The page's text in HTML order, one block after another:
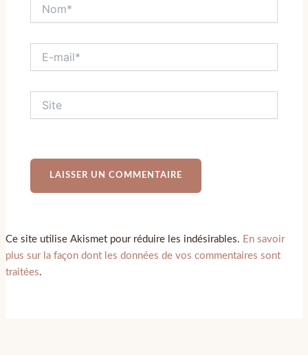
Ce site utilise Akismet pour réduire les indésirables. En savoir
plus sur la façon dont les données de vos commentaires sont
traitées.